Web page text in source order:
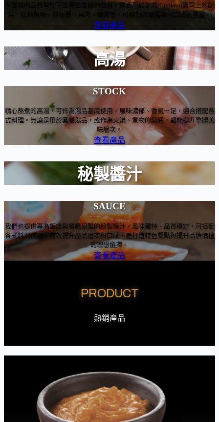
在嚴格的品質管控下生產生食級的食材，適合用於軍艦(Gunkan)壽司上的配
料，如飛魚卵、櫻花蝦、貝肉、螺肉等，可讓您的軍艦壽司口感更豐富。
查看產品
高湯
STOCK
精心熬煮的高湯，可作為湯品基底使用，風味濃郁、香氣十足，適合搭配各
式料理。無論是用於套餐湯品，或作為火鍋、煮物的湯底，都能提升整體美
味層次。
查看產品
秘製醬汁
SAUCE
我們也提供專為飯店與餐廳研製的秘製醬汁，風味獨特、品質穩定，可搭配
各式料理使用，有效提升產品層次與口感，是打造特色餐點與提升品牌價值
的理想選擇。
查看產品
PRODUCT
熱銷產品